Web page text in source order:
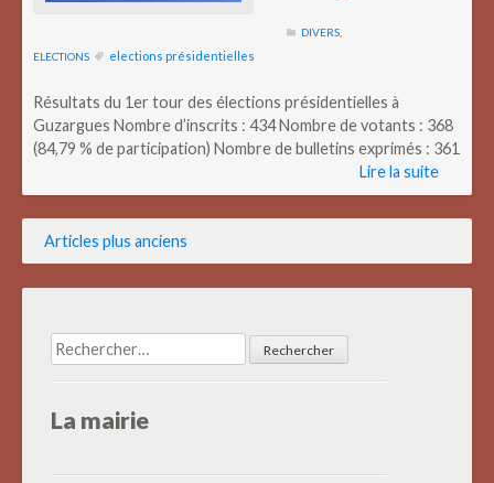
DIVERS
ELECTIONS
elections présidentielles
Résultats du 1er tour des élections présidentielles à
Guzargues Nombre d’inscrits : 434 Nombre de votants : 368
(84,79 % de participation) Nombre de bulletins exprimés : 361
Lire la suite
Navigation
des
Articles plus anciens
Rechercher :
La mairie